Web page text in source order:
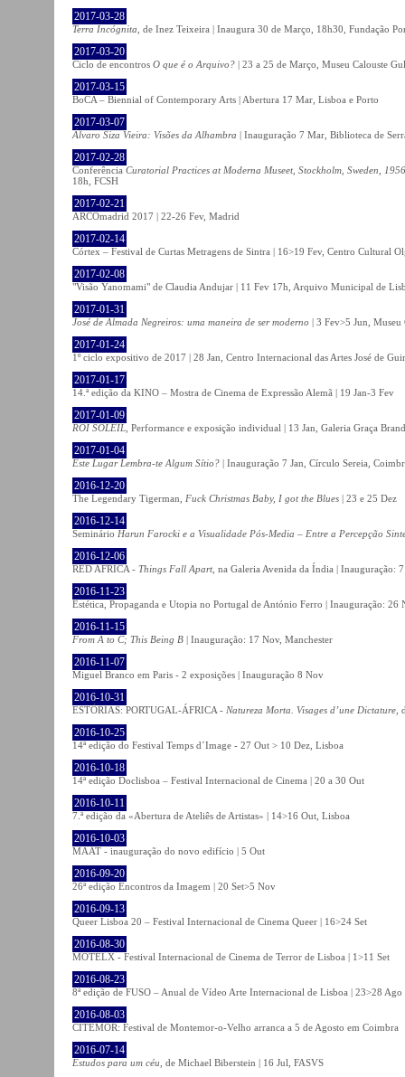
2017-03-28
Terra Incógnita , de Inez Teixeira | Inaugura 30 de Março, 18h30, Fundação
2017-03-20
Ciclo de encontros O que é o Arquivo? | 23 a 25 de Março, Museu Calouste
2017-03-15
BoCA – Biennial of Contemporary Arts | Abertura 17 Mar, Lisboa e Porto
2017-03-07
Álvaro Siza Vieira: Visões da Alhambra | Inauguração 7 Mar, Biblioteca de
2017-02-28
Conferência Curatorial Practices at Moderna Museet, Stockholm, Sweden,
18h, FCSH
2017-02-21
ARCOmadrid 2017 | 22-26 Fev, Madrid
2017-02-14
Córtex – Festival de Curtas Metragens de Sintra | 16>19 Fev, Centro Cultural
2017-02-08
"Visão Yanomami" de Claudia Andujar | 11 Fev 17h, Arquivo Municipal de
2017-01-31
José de Almada Negreiros: uma maneira de ser moderno | 3 Fev>5 Jun,
2017-01-24
1º ciclo expositivo de 2017 | 28 Jan, Centro Internacional das Artes José de
2017-01-17
14.ª edição da KINO – Mostra de Cinema de Expressão Alemã | 19 Jan-3 Fev
2017-01-09
ROI SOLEIL , Performance e exposição individual | 13 Jan, Galeria Graça
2017-01-04
Este Lugar Lembra-te Algum Sítio? | Inauguração 7 Jan, Círculo Sereia,
2016-12-20
The Legendary Tigerman, Fuck Christmas Baby, I got the Blues | 23 e 25 Dez
2016-12-14
Seminário Harun Farocki e a Visualidade Pós-Media – Entre a Percepção
2016-12-06
RED AFRICA - Things Fall Apart , na Galeria Avenida da Índia | Inauguração:
2016-11-23
Estética, Propaganda e Utopia no Portugal de António Ferro | Inauguração: 26
2016-11-15
From A to C; This Being B | Inauguração: 17 Nov, Manchester
2016-11-07
Miguel Branco em Paris - 2 exposições | Inauguração 8 Nov
2016-10-31
ESTÓRIAS: PORTUGAL-ÁFRICA - Natureza Morta. Visages d’une Dictature
2016-10-25
14ª edição do Festival Temps d´Image - 27 Out > 10 Dez, Lisboa
2016-10-18
14ª edição Doclisboa – Festival Internacional de Cinema | 20 a 30 Out
2016-10-11
7.ª edição da «Abertura de Ateliês de Artistas» | 14>16 Out, Lisboa
2016-10-03
MAAT - inauguração do novo edifício | 5 Out
2016-09-20
26ª edição Encontros da Imagem | 20 Set>5 Nov
2016-09-13
Queer Lisboa 20 – Festival Internacional de Cinema Queer | 16>24 Set
2016-08-30
MOTELX - Festival Internacional de Cinema de Terror de Lisboa | 1>11 Set
2016-08-23
8ª edição de FUSO – Anual de Vídeo Arte Internacional de Lisboa | 23>28 Ago
2016-08-03
CITEMOR: Festival de Montemor-o-Velho arranca a 5 de Agosto em Coimbra
2016-07-14
Estudos para um céu , de Michael Biberstein | 16 Jul, FASVS